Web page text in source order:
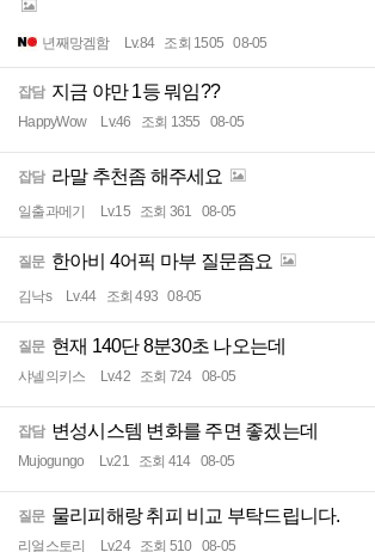
년째망겜함 Lv.84 조회 1505 08-05
잡담 지금 야만 1등 뭐임??
HappyWow Lv.46 조회 1355 08-05
잡담 라말 추천좀 해주세요
일출과메기 Lv.15 조회 361 08-05
질문 한아비 4어픽 마부 질문좀요
김낙s Lv.44 조회 493 08-05
질문 현재 140단 8분30초 나오는데
샤넬의키스 Lv.42 조회 724 08-05
잡담 변성시스템 변화를 주면 좋겠는데
Mujogungo Lv.21 조회 414 08-05
질문 물리피해랑 취피 비교 부탁드립니다.
리얼스토리 Lv.24 조회 510 08-05